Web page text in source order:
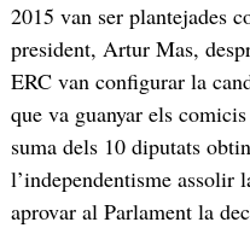
2015 van ser plantejades
president, Artur Mas,
ERC van configurar la
que va guanyar els
suma dels 10 diputats
l’independentisme
aprovar al Parlament la